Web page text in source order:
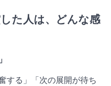
た人は、どんな感
する」「次の展開が待ち